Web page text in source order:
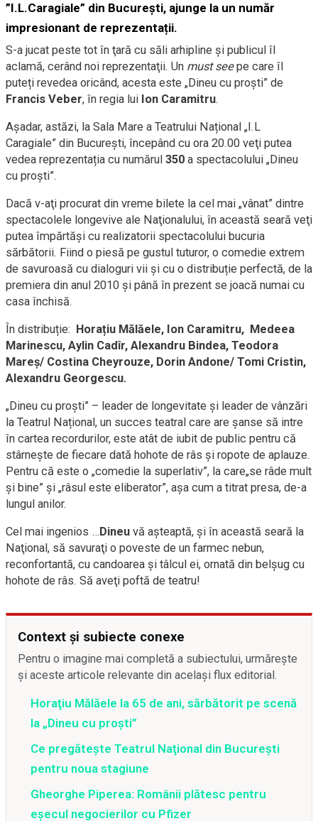
”I.L.Caragiale” din București, ajunge la un număr
impresionant de reprezentații.
S-a jucat peste tot în ţară cu săli arhipline şi publicul îl
aclamă, cerând noi reprezentaţii. Un must seepe care îl
puteți revedea oricând, acesta este „Dineu cu proști” de
Francis Veber, în regia lui Ion Caramitru.
Aşadar, astăzi, la Sala Mare a Teatrului Național „I.L
Caragiale” din București, începând cu ora 20.00 veţi putea
vedea reprezentația cu numărul 350 a spectacolului „Dineu
cu proști”.
Dacă v-aţi procurat din vreme bilete la cel mai „vânat” dintre
spectacolele longevive ale Naţionalului, în această seară veţi
putea împărtăşi cu realizatorii spectacolului bucuria
sărbătorii. Fiind o piesă pe gustul tuturor, o comedie extrem
de savuroasă cu dialoguri vii și cu o distribuție perfectă, de la
premiera din anul 2010 şi până în prezent se joacă numai cu
casa închisă.
În distribuție: Horațiu Mălăele, Ion Caramitru, Medeea
Marinescu, Aylin Cadîr, Alexandru Bindea, Teodora
Mareș/ Costina Cheyrouze, Dorin Andone/ Tomi Cristin,
Alexandru Georgescu.
„Dineu cu proști” – leader de longevitate și leader de vânzări
la Teatrul Național, un succes teatral care are șanse să intre
în cartea recordurilor, este atât de iubit de public pentru că
stârnește de fiecare dată hohote de râs și ropote de aplauze.
Pentru că este o „comedie la superlativ”, la care„se râde mult
şi bine” şi „râsul este eliberator”, aşa cum a titrat presa, de-a
lungul anilor.
Cel mai ingenios … Dineu vă aşteaptă, şi în această seară la
Naţional, să savuraţi o poveste de un farmec nebun,
reconfortantă, cu candoarea şi tâlcul ei, ornată din belşug cu
hohote de râs. Să aveţi poftă de teatru!
Context și subiecte conexe
Pentru o imagine mai completă a subiectului, urmărește
și aceste articole relevante din același flux editorial.
Horaţiu Mălăele la 65 de ani, sărbătorit pe scenă
la „Dineu cu proşti”
Ce pregăteşte Teatrul Naţional din Bucureşti
pentru noua stagiune
Gheorghe Piperea: Românii plătesc pentru
eșecul negocierilor cu Pfizer